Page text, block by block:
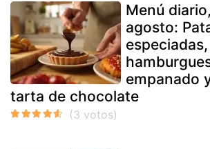
Menú
agosto:
especiadas,
empanado
tarta de chocolate